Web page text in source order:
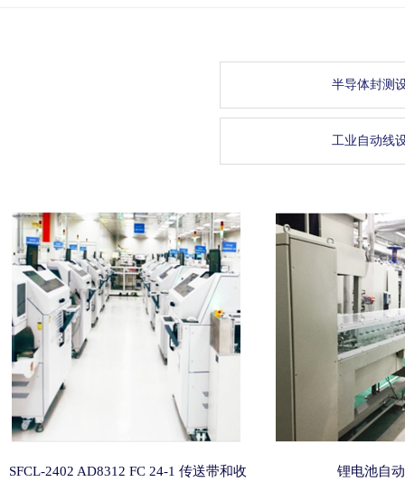
半导体封测
工业自动线
SFCL-2402 AD8312 FC 24-1 传送带和收
锂电池自